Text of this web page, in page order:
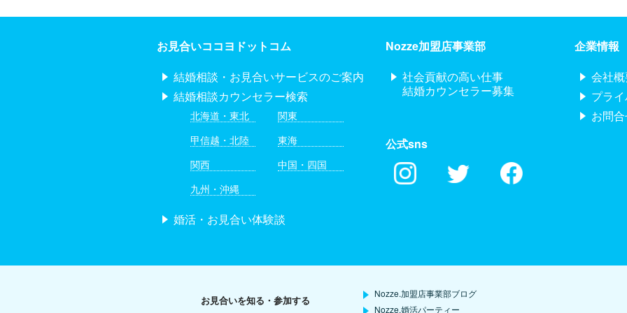
お見合いココヨドットコム
結婚相談・お見合いサービスのご案内
結婚相談カウンセラー検索
北海道・東北
関東
甲信越・北陸
東海
関西
中国・四国
九州・沖縄
婚活・お見合い体験談
Nozze加盟店事業部
社会貢献の高い仕事
結婚カウンセラー募集
公式sns
企業情報
会社
プラ
お問
お見合いを知る・参加する
Nozze.加盟店事業部ブログ
Nozze.婚活パーティー